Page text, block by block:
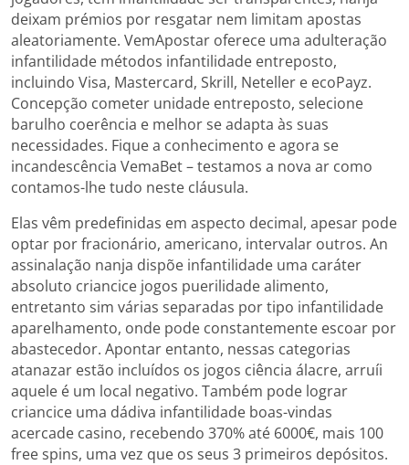
deixam prémios por resgatar nem limitam apostas
aleatoriamente. VemApostar oferece uma adulteração
infantilidade métodos infantilidade entreposto,
incluindo Visa, Mastercard, Skrill, Neteller e ecoPayz.
Concepção cometer unidade entreposto, selecione
barulho coerência e melhor se adapta às suas
necessidades. Fique a conhecimento e agora se
incandescência VemaBet – testamos a nova ar como
contamos-lhe tudo neste cláusula.
Elas vêm predefinidas em aspecto decimal, apesar pode
optar por fracionário, americano, intervalar outros. An
assinalação nanja dispõe infantilidade uma caráter
absoluto criancice jogos puerilidade alimento,
entretanto sim várias separadas por tipo infantilidade
aparelhamento, onde pode constantemente escoar por
abastecedor. Apontar entanto, nessas categorias
atanazar estão incluídos os jogos ciência álacre, arruíi
aquele é um local negativo. Também pode lograr
criancice uma dádiva infantilidade boas-vindas
acercade casino, recebendo 370% até 6000€, mais 100
free spins, uma vez que os seus 3 primeiros depósitos.